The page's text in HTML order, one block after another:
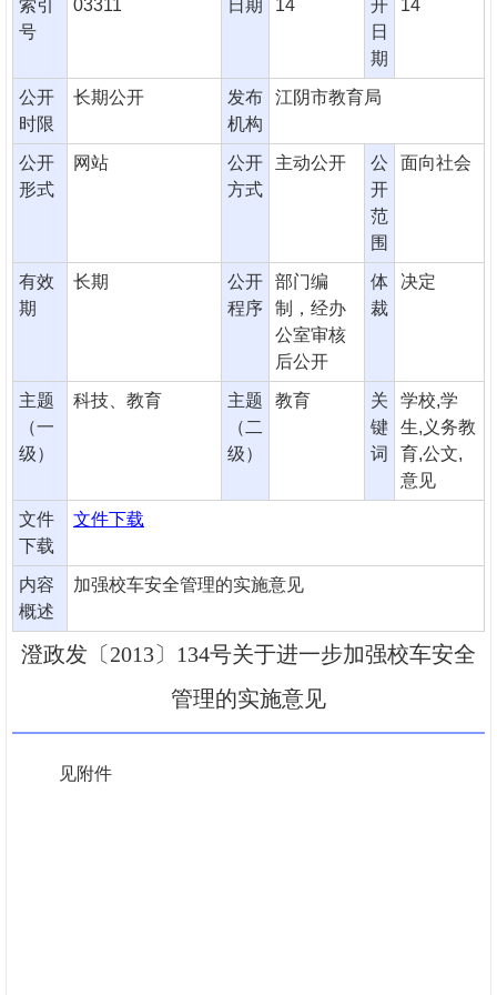
索引
号
03311 日期 14
开
日
期
14
公开
时限
长期公开
发布
机构
江阴市教育局
公开
形式
网站
公开
方式
主动公开
公
开
范
围
面向社会
有效
期
长期
公开
程序
部门编
制，经办
公室审核
后公开
体
裁
决定
主题
（一
级）
科技、教育
主题
（二
级）
教育
关
键
词
学校,学
生,义务教
育,公文,
意见
文件
下载
文件下载
内容
概述
加强校车安全管理的实施意见
澄政发〔2013〕134号关于进一步加强校车安全
管理的实施意见
见附件